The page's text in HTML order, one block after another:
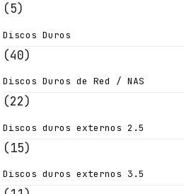
(5)
Discos Duros
(40)
Discos Duros de Red / NAS
(22)
Discos duros externos 2.5
(15)
Discos duros externos 3.5